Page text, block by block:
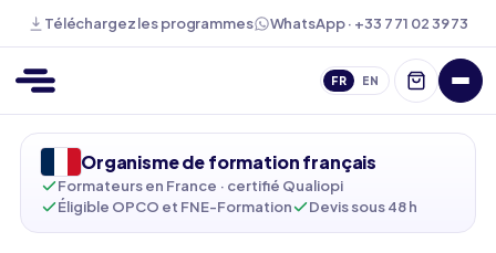
Téléchargez les programmes WhatsApp · +33 7 71 02 39 73
FR EN
Organisme de formation français
Formateurs en France · certifié Qualiopi
Éligible OPCO et FNE-Formation
Devis sous 48 h